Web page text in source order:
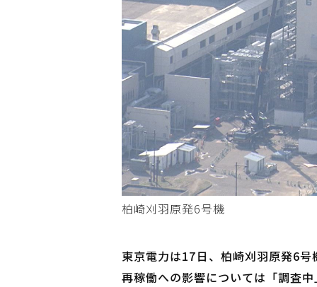
柏崎刈羽原発6号機
東京電力は17日、柏崎刈羽原発6
再稼働への影響については「調査